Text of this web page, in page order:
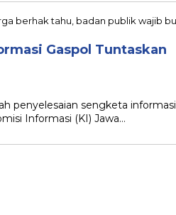
Gaspol Tuntaskan
penyelesaian sengketa informasi
Informasi (KI) Jawa…